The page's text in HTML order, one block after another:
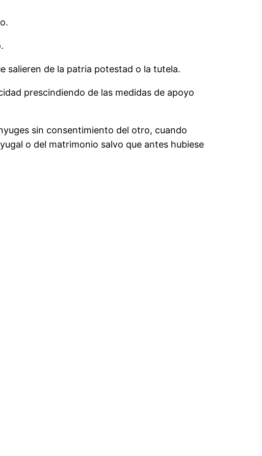
salieren de la patria potestad o la tutela.
prescindiendo de las medidas de apoyo
sin consentimiento del otro, cuando
o del matrimonio salvo que antes hubiese